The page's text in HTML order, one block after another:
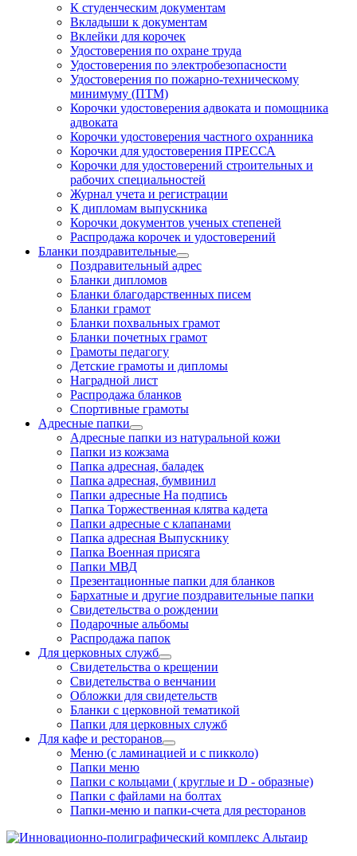
К студенческим документам
Вкладыши к документам
Вклейки для корочек
Удостоверения по охране труда
Удостоверения по электробезопасности
Удостоверения по пожарно-техническому
минимуму (ПТМ)
Корочки удостоверения адвоката и помощника
адвоката
Корочки удостоверения частного охранника
Корочки для удостоверения ПРЕССА
Корочки для удостоверений строительных и
рабочих специальностей
Журнал учета и регистрации
К дипломам выпускника
Корочки документов ученых степеней
Распродажа корочек и удостоверений
Бланки поздравительные
Поздравительный адрес
Бланки дипломов
Бланки благодарственных писем
Бланки грамот
Бланки похвальных грамот
Бланки почетных грамот
Грамоты педагогу
Детские грамоты и дипломы
Наградной лист
Распродажа бланков
Спортивные грамоты
Адресные папки
Адресные папки из натуральной кожи
Папки из кожзама
Папка адресная, баладек
Папка адресная, бумвинил
Папки адресные На подпись
Папка Торжественная клятва кадета
Папки адресные с клапанами
Папка адресная Выпускнику
Папка Военная присяга
Папки МВД
Презентационные папки для бланков
Бархатные и другие поздравительные папки
Свидетельства о рождении
Подарочные альбомы
Распродажа папок
Для церковных служб
Свидетельства о крещении
Свидетельства о венчании
Обложки для свидетельств
Бланки с церковной тематикой
Папки для церковных служб
Для кафе и ресторанов
Меню (с ламинацией и с пикколо)
Папки меню
Папки с кольцами ( круглые и D - образные)
Папки с файлами на болтах
Папки-меню и папки-счета для ресторанов